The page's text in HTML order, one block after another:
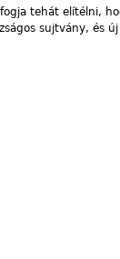
tehát elítélni,
sujtvány,